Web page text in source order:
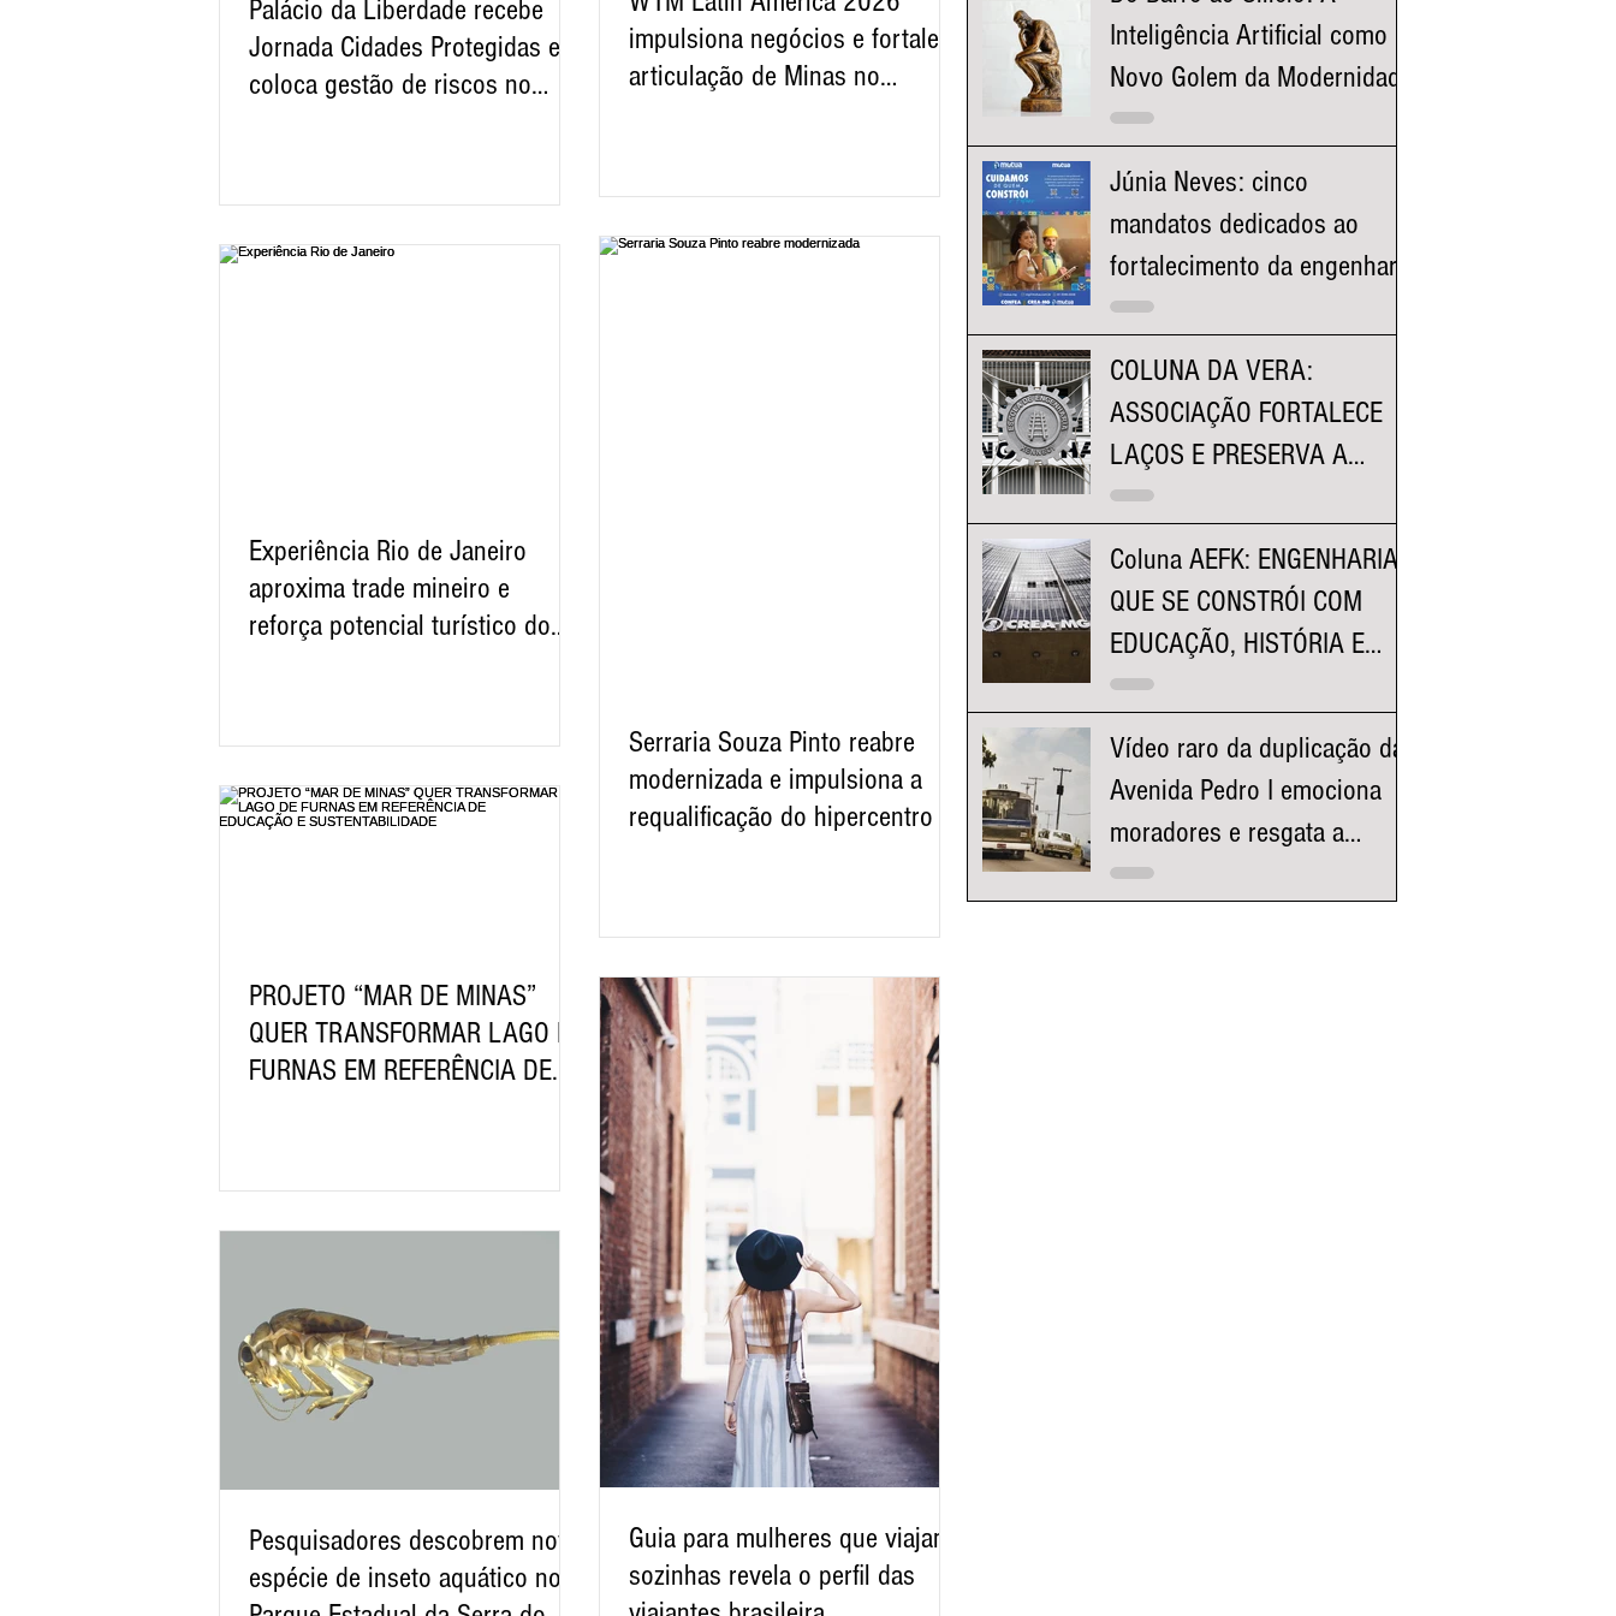
Palácio da Liberdade recebe
Jornada Cidades Protegidas e
coloca gestão de riscos no
impulsiona negócios e fortalece
articulação de Minas no
Experiência Rio de Janeiro
aproxima trade mineiro e
reforça potencial turístico do
Serraria Souza Pinto reabre
modernizada e impulsiona a
requalificação do hipercentro de
PROJETO “MAR DE MINAS”
QUER TRANSFORMAR LAGO DE
FURNAS EM REFERÊNCIA DE
Guia para mulheres que viajam
sozinhas revela o perfil das
Pesquisadores descobrem nova
espécie de inseto aquático no
Inteligência Artificial como o
Novo Golem da Modernidade
Júnia Neves: cinco
mandatos dedicados ao
fortalecimento da engenharia
e à valorização dos
COLUNA DA VERA:
ASSOCIAÇÃO FORTALECE
LAÇOS E PRESERVA A
HISTÓRIA DA FACULDADE
Coluna AEFK: ENGENHARIA
QUE SE CONSTRÓI COM
EDUCAÇÃO, HISTÓRIA E
REPRESENTATIVIDADE
Vídeo raro da duplicação da
Avenida Pedro I emociona
moradores e resgata a
história da região da